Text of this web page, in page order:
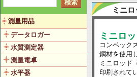
測量用品
データロガー
水質測定器
測量電卓
水平器
ミニ
ミニロ
コンベック
鋼材を使用
ミニロッド
印刷されて